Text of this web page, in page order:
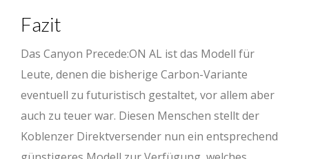
Fazit
Das Canyon Precede:ON AL ist das Modell für
Leute, denen die bisherige Carbon-Variante
eventuell zu futuristisch gestaltet, vor allem aber
auch zu teuer war. Diesen Menschen stellt der
Koblenzer Direktversender nun ein entsprechend